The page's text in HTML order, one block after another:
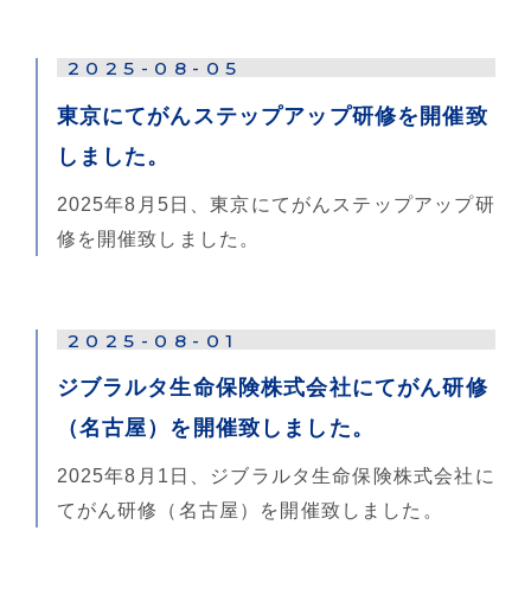
2025-08-05
東京にてがんステップアップ研修を開催致
しました。
2025年8月5日、東京にてがんステップアップ研
修を開催致しました。
2025-08-01
ジブラルタ生命保険株式会社にてがん研修
（名古屋）を開催致しました。
2025年8月1日、ジブラルタ生命保険株式会社に
てがん研修（名古屋）を開催致しました。